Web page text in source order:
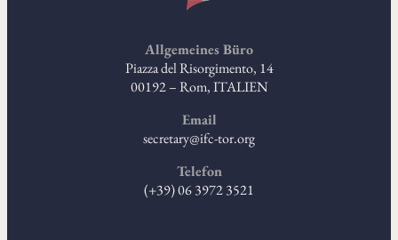
Allgemeines Büro
Piazza del Risorgimento, 14
00192 – Rom, ITALIEN
Email
secretary@ifc-tor.org
Telefon
(+39) 06 3972 3521